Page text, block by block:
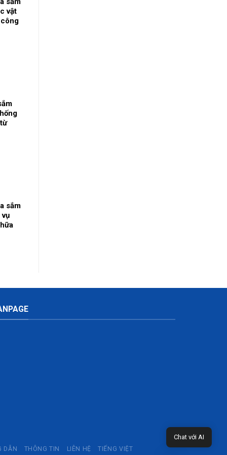
vật
sắm
DẪN THÔNG TIN LIÊN HỆ TIẾNG VIỆT
Chat với AI